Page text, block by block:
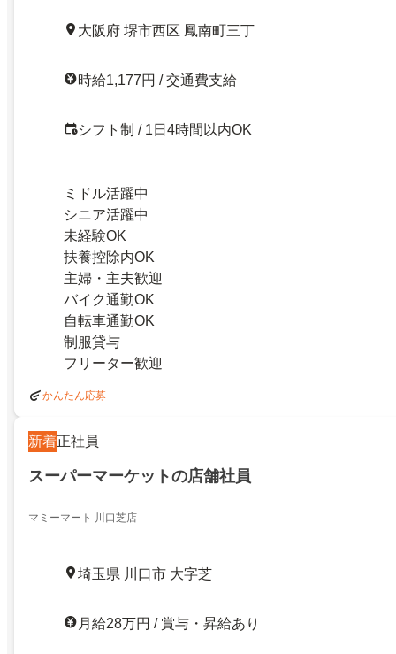
大阪府 堺市西区 鳳南町三丁
時給1,177円 / 交通費支給
シフト制 / 1日4時間以内OK
ミドル活躍中
シニア活躍中
未経験OK
扶養控除内OK
主婦・主夫歓迎
バイク通勤OK
自転車通勤OK
制服貸与
フリーター歓迎
かんたん応募
新着正社員
スーパーマーケットの店舗社員
マミーマート 川口芝店
埼玉県 川口市 大字芝
月給28万円 / 賞与・昇給あり